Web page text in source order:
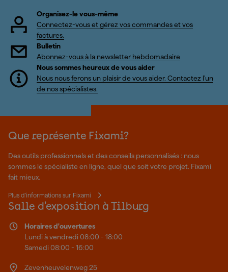
Organisez-le vous-même
Connectez-vous et gérez vos commandes et vos
factures.
Bulletin
Abonnez-vous à la newsletter hebdomadaire
Nous sommes heureux de vous aider
Nous nous ferons un plaisir de vous aider. Contactez l'un
de nos spécialistes.
Que représente Fixami?
Des outils professionnels et des conseils personnalisés : nous
sommes le spécialiste en ligne, quel que soit votre projet. Fixami
fait mieux.
Plus d'informations sur Fixami
Salle d'exposition à Tilburg
Horaires d'ouvertures
Lundi à vendredi 08:00 - 18:00
Samedi 08:00 - 16:00
Zevenheuvelenweg 25